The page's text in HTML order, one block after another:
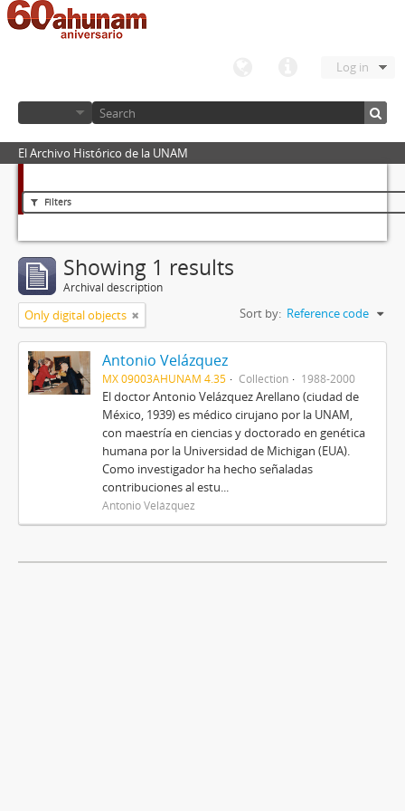
Log in
El Archivo Histórico de la UNAM
Filters
Showing 1 results
Archival description
Only digital objects Sort by: Reference code
Antonio Velázquez
MX 09003AHUNAM 4.35 Collection 1988-2000
El doctor Antonio Velázquez Arellano (ciudad de
México, 1939) es médico cirujano por la UNAM,
con maestría en ciencias y doctorado en genética
humana por la Universidad de Michigan (EUA).
Como investigador ha hecho señaladas
contribuciones al estu...
Antonio Velázquez